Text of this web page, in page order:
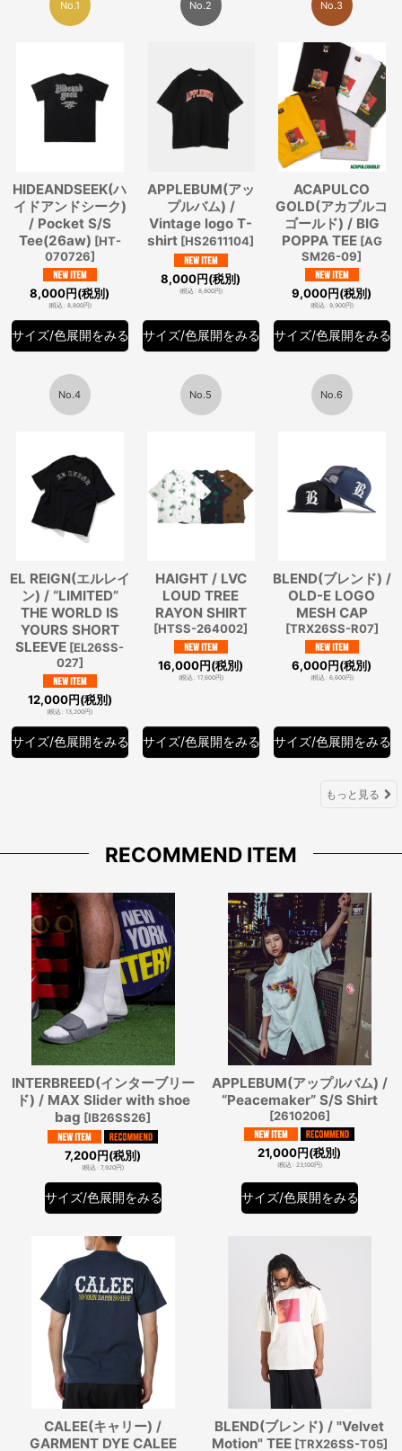
No.1
HIDEANDSEEK(ハ
イドアンドシーク)
/ Pocket S/S
Tee(26aw) [HT-
070726]
8,000円(税別)
(税込: 8,800円)
サイズ/色展開をみる
No.2
APPLEBUM(アッ
プルバム) /
Vintage logo T-
shirt [HS2611104]
8,000円(税別)
(税込: 8,800円)
サイズ/色展開をみる
No.3
ACAPULCO
GOLD(アカプルコ
ゴールド) / BIG
POPPA TEE [AG
SM26-09]
9,000円(税別)
(税込: 9,900円)
サイズ/色展開をみる
No.4
EL REIGN(エルレイ
ン) / “LIMITED”
THE WORLD IS
YOURS SHORT
SLEEVE [EL26SS-
027]
12,000円(税別)
(税込: 13,200円)
サイズ/色展開をみる
No.5
HAIGHT / LVC
LOUD TREE
RAYON SHIRT
[HTSS-264002]
16,000円(税別)
(税込: 17,600円)
サイズ/色展開をみる
No.6
BLEND(ブレンド) /
OLD-E LOGO
MESH CAP
[TRX26SS-R07]
6,000円(税別)
(税込: 6,600円)
サイズ/色展開をみる
もっと見る
RECOMMEND ITEM
INTERBREED(インターブリー
ド) / MAX Slider with shoe
bag [IB26SS26]
7,200円(税別)
(税込: 7,920円)
サイズ/色展開をみる
APPLEBUM(アップルバム) /
“Peacemaker” S/S Shirt
[2610206]
21,000円(税別)
(税込: 23,100円)
サイズ/色展開をみる
CALEE(キャリー) /
GARMENT DYE CALEE
BLEND(ブレンド) / "Velvet
Motion" TEE [TRX26SS-T05]